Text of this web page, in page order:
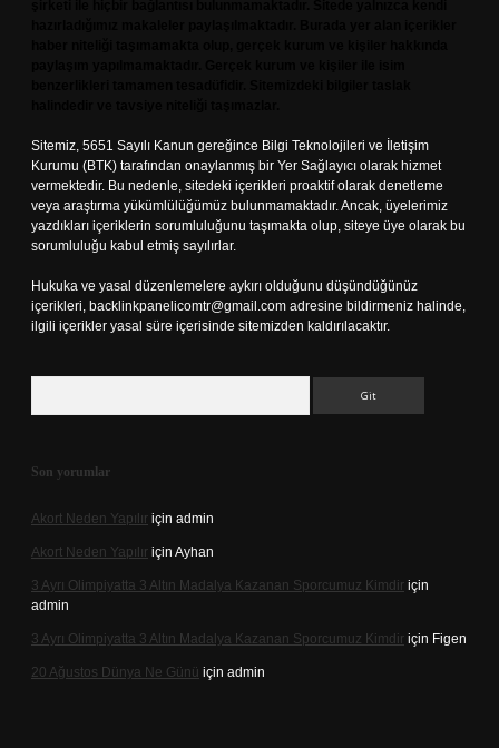
Sitemiz, 5651 Sayılı Kanun gereğince Bilgi Teknolojileri ve İletişim
Kurumu (BTK) tarafından onaylanmış bir Yer Sağlayıcı olarak hizmet
vermektedir. Bu nedenle, sitedeki içerikleri proaktif olarak denetleme
veya araştırma yükümlülüğümüz bulunmamaktadır. Ancak, üyelerimiz
yazdıkları içeriklerin sorumluluğunu taşımakta olup, siteye üye olarak bu
sorumluluğu kabul etmiş sayılırlar.
Hukuka ve yasal düzenlemelere aykırı olduğunu düşündüğünüz
içerikleri, backlinkpanelicomtr@gmail.com adresine bildirmeniz halinde,
ilgili içerikler yasal süre içerisinde sitemizden kaldırılacaktır.
Son yorumlar
Akort Neden Yapılır için admin
Akort Neden Yapılır için Ayhan
3 Ayrı Olimpiyatta 3 Altın Madalya Kazanan Sporcumuz Kimdir için
admin
3 Ayrı Olimpiyatta 3 Altın Madalya Kazanan Sporcumuz Kimdir için Figen
20 Ağustos Dünya Ne Günü için admin